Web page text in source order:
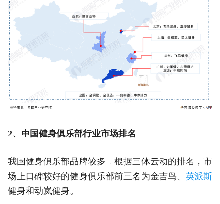
2、中国健身俱乐部行业市场排名
我国健身俱乐部品牌较多，根据三体云动的排名，市
场上口碑较好的健身俱乐部前三名为金吉鸟、英派斯
健身和动岚健身。